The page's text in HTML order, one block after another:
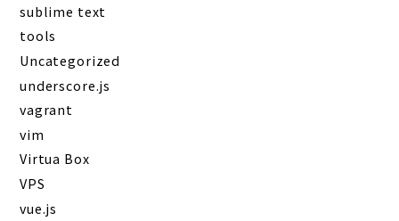
sublime text
tools
Uncategorized
underscore.js
vagrant
vim
Virtua Box
VPS
vue.js